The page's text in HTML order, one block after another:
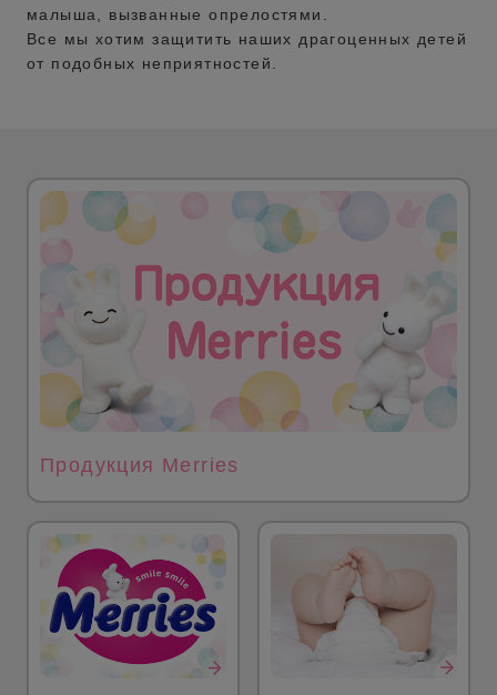
малыша, вызванные опрелостями.
Все мы хотим защитить наших драгоценных детей
от подобных неприятностей.
Продукция Merries